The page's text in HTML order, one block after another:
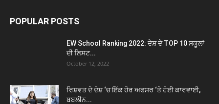
POPULAR POSTS
EW School Ranking 2022: ਦੇਸ਼ ਦੇ TOP 10 ਸਕੂਲਾਂ
ਦੀ ਲਿਸਟ...
October 12, 2022
ਰਿਸ਼ਵਤ ਦੇ ਦੋਸ਼ ‘ਚ ਇੱਕ ਹੋਰ ਅਫਸਰ ‘ਤੇ ਹੋਈ ਕਾਰਵਾਈ,
ਬਬਲੀਨ...